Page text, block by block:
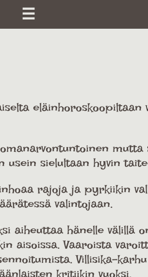
☰
usein sielultaan hyvin
rajoja ja pyrkiikin
valintojaan.
aiheuttaa hänelle välillä
aisoissa. Vaaroista
Villisika-
kritiikin vuoksi.